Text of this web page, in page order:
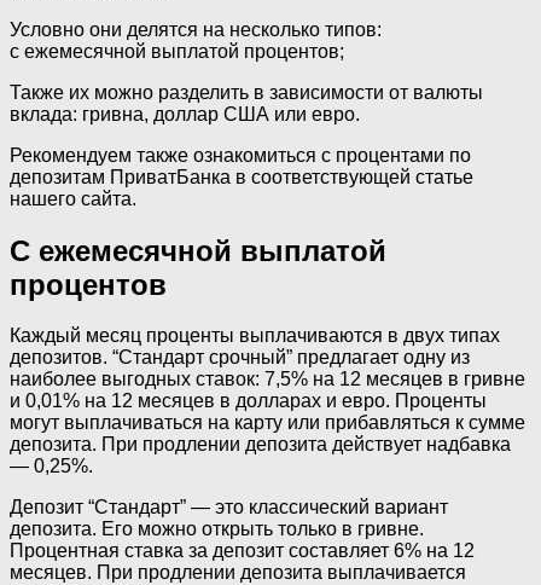
Условно они делятся на несколько типов:
с ежемесячной выплатой процентов;
Также их можно разделить в зависимости от валюты
вклада: гривна, доллар США или евро.
Рекомендуем также ознакомиться с процентами по
депозитам ПриватБанка в соответствующей статье
нашего сайта.
С ежемесячной выплатой
процентов
Каждый месяц проценты выплачиваются в двух типах
депозитов. “Стандарт срочный” предлагает одну из
наиболее выгодных ставок: 7,5% на 12 месяцев в гривне
и 0,01% на 12 месяцев в долларах и евро. Проценты
могут выплачиваться на карту или прибавляться к сумме
депозита. При продлении депозита действует надбавка
— 0,25%.
Депозит “Стандарт” — это классический вариант
депозита. Его можно открыть только в гривне.
Процентная ставка за депозит составляет 6% на 12
месяцев. При продлении депозита выплачивается